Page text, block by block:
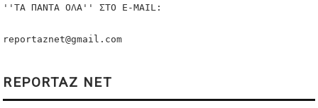
''ΤΑ ΠΑΝΤΑ ΟΛΑ'' ΣΤO E-MAIL:
reportaznet@gmail.com
REPORTAZ NET